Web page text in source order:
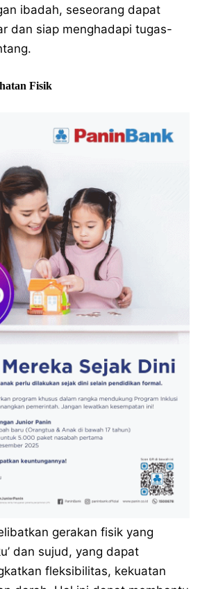
ibadah, seseorang dapat
dan siap menghadapi tugas-
Fisik
gerakan fisik yang
dan sujud, yang dapat
fleksibilitas, kekuatan